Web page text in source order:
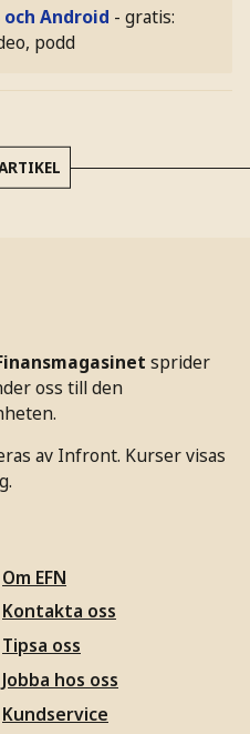
och Android - gratis:
podd
sprider
oss till den
av Infront. Kurser visas
Om EFN
Kontakta oss
Tipsa oss
Jobba hos oss
Kundservice